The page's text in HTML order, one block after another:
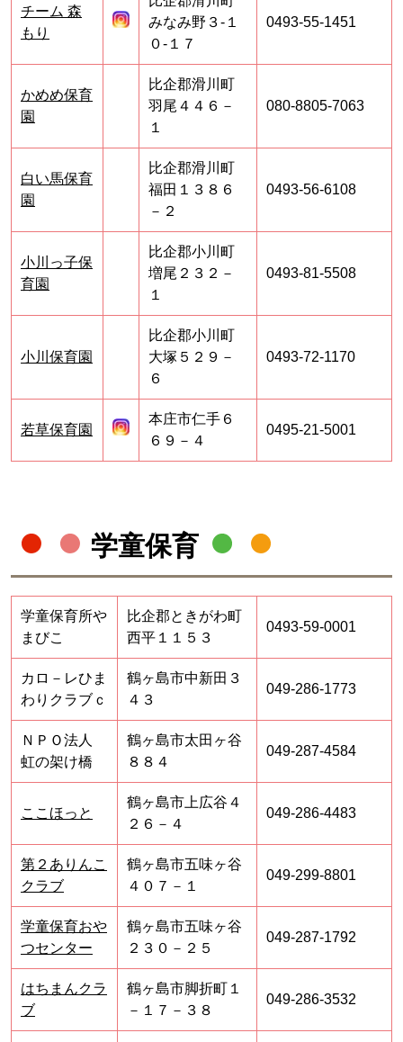
チーム 森
もり
みなみ野３‐１
０‐１７
0493-55-1451
かめめ保育
園
比企郡滑川町
羽尾４４６－
１
080-8805-7063
白い馬保育
園
比企郡滑川町
福田１３８６
－２
0493-56-6108
小川っ子保
育園
比企郡小川町
増尾２３２－
１
0493-81-5508
小川保育園
比企郡小川町
大塚５２９－
６
0493-72-1170
若草保育園
本庄市仁手６
６９－４
0495-21-5001
学童保育
学童保育所や
まびこ
比企郡ときがわ町
西平１１５３
0493-59-0001
カロ－レひま
わりクラブｃ
鶴ヶ島市中新田３
４３
049-286-1773
ＮＰＯ法人
虹の架け橋
鶴ヶ島市太田ヶ谷
８８４
049-287-4584
ここほっと
鶴ヶ島市上広谷４
２６－４
049-286-4483
第２ありんこ
クラブ
鶴ヶ島市五味ヶ谷
４０７－１
049-299-8801
学童保育おや
つセンター
鶴ヶ島市五味ヶ谷
２３０－２５
049-287-1792
はちまんクラ
ブ
鶴ヶ島市脚折町１
－１７－３８
049-286-3532